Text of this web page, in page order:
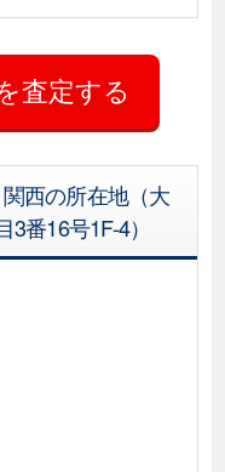
西の所在地（大
番16号1F-4）